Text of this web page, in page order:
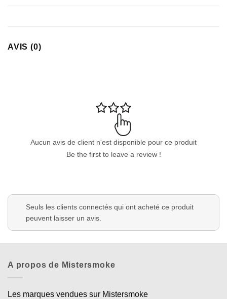
AVIS (0)
Aucun avis de client n'est disponible pour ce produit
Be the first to leave a review !
Seuls les clients connectés qui ont acheté ce produit
peuvent laisser un avis.
A propos de Mistersmoke
Les marques vendues sur Mistersmoke